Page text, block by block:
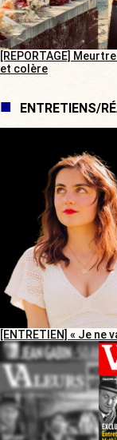
[REPORTAGE]
et colère
ENTRETIENS/
[ENTRETIEN] « Je ne